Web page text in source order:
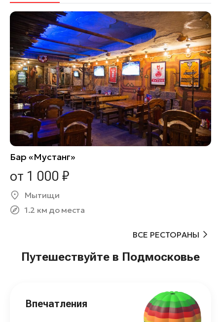
Бар «Мустанг»
от 1 000 ₽
Мытищи
1.2 км до места
ВСЕ РЕСТОРАНЫ
Путешествуйте в Подмосковье
Впечатления